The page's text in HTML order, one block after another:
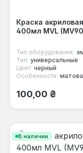
Краска
400мл MVL
Тип оборудования:
Тип: универсальные
Цвет: черный
Особенности:
Обычная цена:
100,00 ₴
В наличии